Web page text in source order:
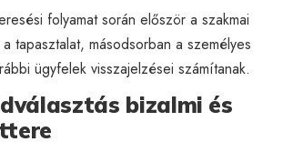
folyamat során először a szakmai
tapasztalat, másodsorban a személyes
ügyfelek visszajelzései számítanak.
bizalmi és